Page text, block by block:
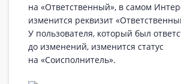
на «Ответственный», в самом
изменится реквизит
У пользователя, который был
до изменений, изменится статус
на «Соисполнитель».